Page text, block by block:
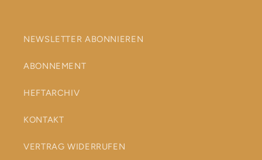
NEWSLETTER ABONNIEREN
ABONNEMENT
HEFTARCHIV
KONTAKT
VERTRAG WIDERRUFEN